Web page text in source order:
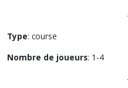
Type: course
Nombre de joueurs: 1-4